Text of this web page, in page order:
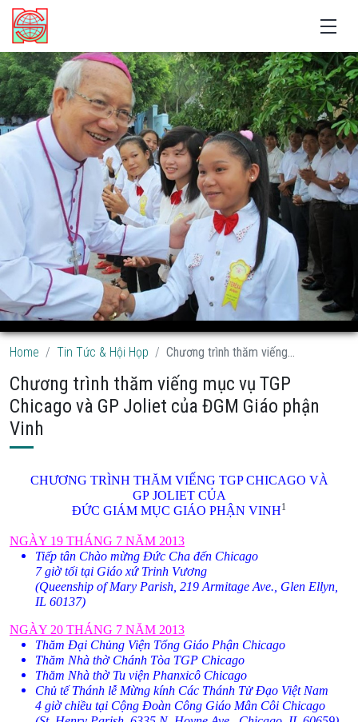
Home Tin Tức & Hội Họp Chương trình thăm viếng...
Chương trình thăm viếng mục vụ TGP
Chicago và GP Joliet của ĐGM Giáo phận
Vinh
CHƯƠNG TRÌNH THĂM VIẾNG TGPCHICAGO VÀ
GP JOLIETCỦA
ĐỨC GIÁM MỤC GIÁO PHẬN VINH1
NGÀY 19 THÁNG 7 NĂM 2013
Tiếp tân Chào mừng Đức Cha đến Chicago
7 giờ tối tại Giáo xứ Trinh Vương
(Queenship of Mary Parish, 219 Armitage Ave. Glen Ellyn
IL 60137)
NGÀY 20 THÁNG 7 NĂM 2013
Thăm Đại Chủng Viện Tổng Giáo Phận Chicago
Thăm Nhà thờ Chánh Tòa TGP Chicago
Thăm Nhà thờ Tu viện Phanxicô Chicago
Chủ tế Thánh lễ Mừng kính Các Thánh Tử Đạo Việt Nam
4 giờ chiều tại Cộng Đoàn Công Giáo Mân Côi Chicago